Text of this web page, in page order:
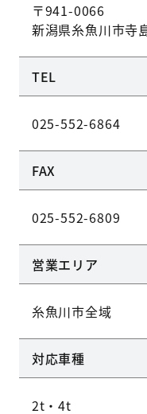
〒941-0066
新潟県糸魚川市寺
TEL
025-552-6864
FAX
025-552-6809
営業エリア
糸魚川市全域
対応車種
2t・4t